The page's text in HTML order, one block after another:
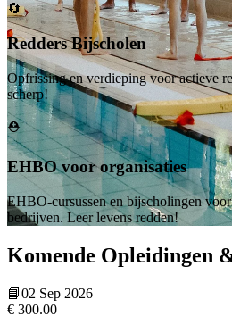
🔄
Redders Bijscholen
Opfrissing en verdieping voor actieve
scherp!
⛑️
EHBO voor organisaties
EHBO-cursussen en bijscholingen
bedrijven. Leer levens redden!
Komende Opleidingen
📘02 Sep 2026
€ 300.00